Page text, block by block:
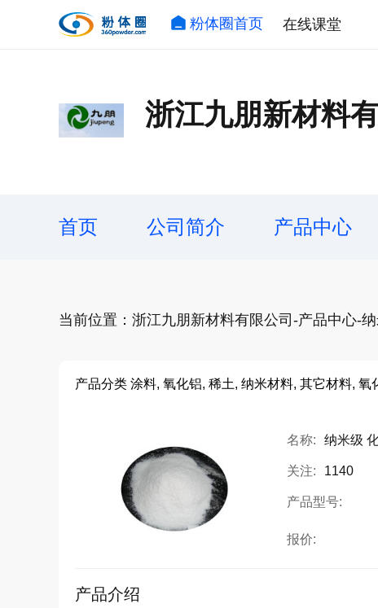
粉体圈首页 在线课堂
浙江九朋新材料
首页 公司简介 产品中心
当前位置：浙江九朋新材料有限公司-产品中心-
产品分类 涂料, 氧化铝, 稀土, 纳米材料, 其它材料, 氧
名称: 纳米级
关注: 1140
产品型号:
报价:
产品介绍